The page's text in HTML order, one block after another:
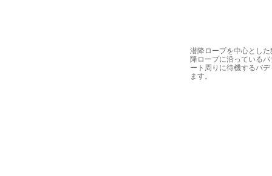
潜降ロープを中心とし
降ロープに沿っている
ート周りに待機するバ
ます。